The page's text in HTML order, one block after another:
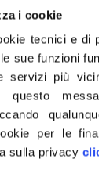
i cookie
tecnici e di
sue funzioni
servizi più
questo
per le
sulla privacy
o
sul
del
e De
e costi
alle
dilazione